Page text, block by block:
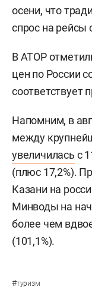
осени, что
спрос на рейсы
В АТОР
цен по России
соответствует
Напомним, в
между
увеличилась с
(плюс 17,2%).
Казани на
Минводы на
более чем
(101,1%).
#туризм